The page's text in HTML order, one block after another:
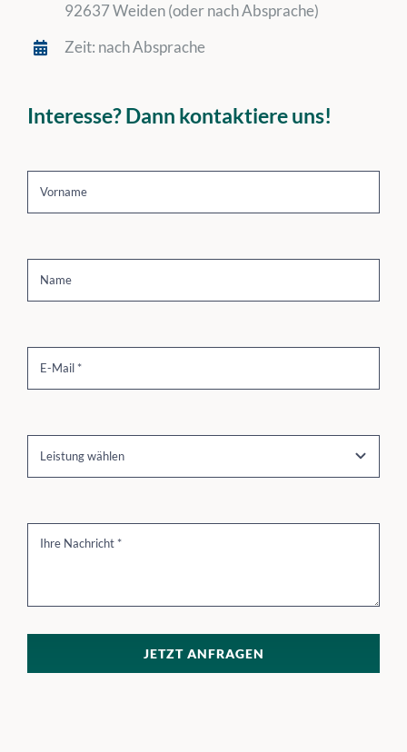
92637 Weiden (oder nach Absprache)
Zeit: nach Absprache
Interesse? Dann kontaktiere uns!
JETZT ANFRAGEN